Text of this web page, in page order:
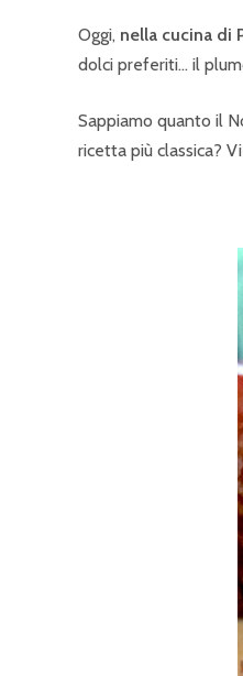
Oggi, nella cucina di
dolci preferiti… il
Sappiamo quanto il
ricetta più classica?